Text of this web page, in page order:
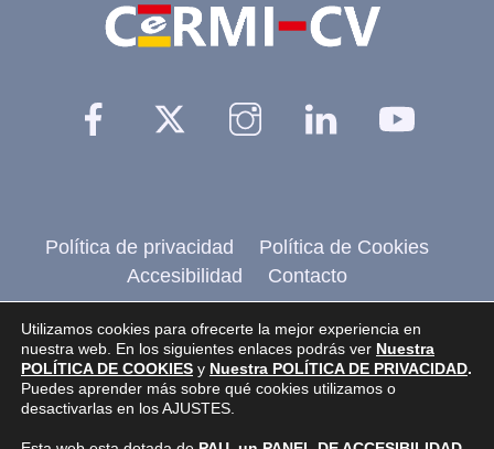
Facebook Twitter Instagram Linkedin
Política de privacidad
Política de Cookies
Accesibilidad
Contacto
@2026 CERMI CV, Comité de entidades
representantes de personas con discapacidad de
la Comunidad Valenciana.
Utilizamos cookies para ofrecerte la mejor experiencia en
nuestra web. En los siguientes enlaces podrás ver Nuestra
POLÍTICA DE COOKIES y Nuestra POLÍTICA DE PRIVACIDAD.
Puedes aprender más sobre qué cookies utilizamos o
desactivarlas en los AJUSTES.